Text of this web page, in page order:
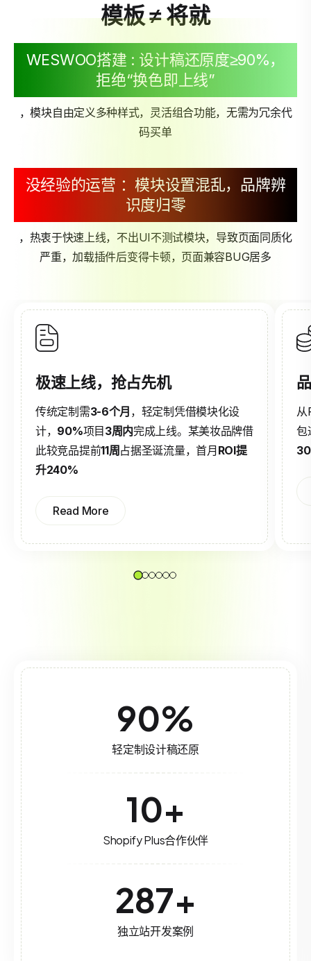
模板 ≠ 将就
WESWOO搭建 : 设计稿还原度≥90%，
拒绝“换色即上线”
，模块自由定义多种样式，灵活组合功能，无需为冗余代
码买单
没经验的运营 ：模块设置混乱，品牌辨
识度归零
，热衷于快速上线，不出UI不测试模块，导致页面同质化
严重，加载插件后变得卡顿，页面兼容BUG居多
极速上线，抢占先机
传统定制需3-6个月 ，轻定制凭借模块化设
计， 90%项目 3周内完成上线。某美妆品牌借
此较竞品提前11周 占据圣诞流量，首月 ROI提
升240%
Read More
从
包
90%
轻定制设计稿还原
10+
Shopify Plus合作伙伴
287+
独立站开发案例